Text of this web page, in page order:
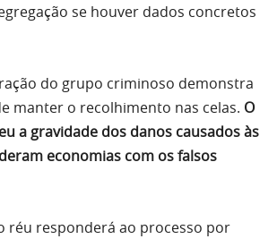
se houver dados concretos
do grupo criminoso demonstra
manter o recolhimento nas celas. O
a gravidade dos danos causados às
economias com os falsos
réu responderá ao processo por